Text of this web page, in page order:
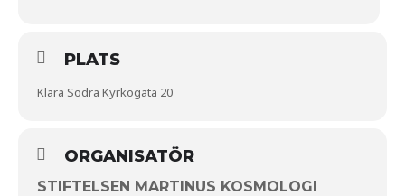
brukar. Anne Pullar och Susanne Tingelii leder samtalen.
PLATS
Klara Södra Kyrkogata 20
ORGANISATÖR
STIFTELSEN MARTINUS KOSMOLOGI